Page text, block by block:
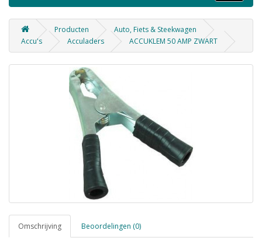
Producten
Auto, Fiets & Steekwagen
Accu's
Acculaders ACCUKLEM 50 AMP ZWART
Omschrijving Beoordelingen (0)